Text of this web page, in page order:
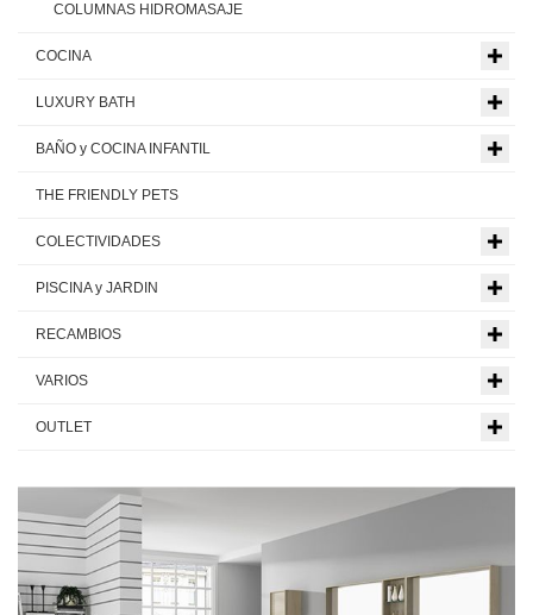
COLUMNAS HIDROMASAJE
COCINA
LUXURY BATH
BAÑO y COCINA INFANTIL
THE FRIENDLY PETS
COLECTIVIDADES
PISCINA y JARDIN
RECAMBIOS
VARIOS
OUTLET